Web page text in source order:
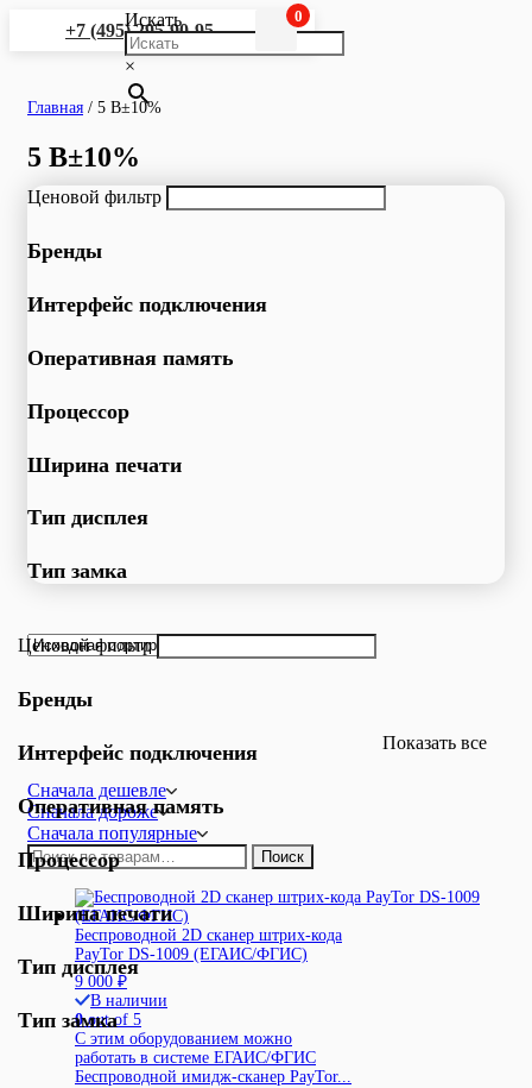
+7 (495) 295-90-95
Искать
×
0
Главная / 5 В±10%
5 В±10%
Ценовой фильтр
Бренды
Интерфейс подключения
Оперативная память
Процессор
Ширина печати
Тип дисплея
Тип замка
Ценовой фильтр
Бренды
Интерфейс подключения
Оперативная память
Процессор
Ширина печати
Тип дисплея
Тип замка
Показать все
Сначала дешевле
Сначала дороже
Сначала популярные
Искать:
Поиск
Беспроводной 2D сканер штрих-кода
PayTor DS-1009 (ЕГАИС/ФГИС)
9 000 ₽
В наличии
0out of 5
С этим оборудованием можно
работать в системе ЕГАИС/ФГИС
Беспроводной имидж-сканер PayTor...